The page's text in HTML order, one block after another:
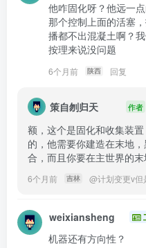
他咋固化呀？他远一
那个控制上面的活塞
播都不出混凝土啊？
按理来说没问题
6个月前 陕西 回复
策自刎归天 作者
额，这个是固化和收集装
的，他需要你建造在末地
合，而且你要在主世界的
6个月前 吉林 @计划变更v但
weixiansheng
机器还有方向性？